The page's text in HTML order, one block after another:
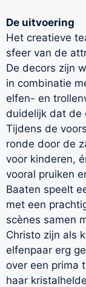
De uitvoering
Het creatieve
sfeer van de
De decors zijn
in combinatie
elfen- en
duidelijk dat de
Tijdens de
ronde door de
voor kinderen,
vooral pruiken
Baaten speelt
met een
scènes samen
Christo zijn als
elfenpaar erg
over een prima
haar